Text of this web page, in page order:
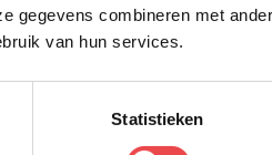
gegevens combineren met
van hun services.
Statistieken
E-MAILADRES*